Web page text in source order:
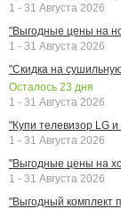
1 - 31 Августа 2026
"Выгодные цены на
1 - 31 Августа 2026
"Скидка на
Осталось 23 дня
1 - 31 Августа 2026
"Купи телевизор LG и
1 - 31 Августа 2026
"Выгодные цены на
1 - 31 Августа 2026
"Выгодный комплект